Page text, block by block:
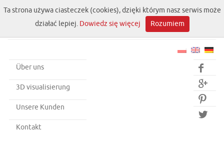




Über uns
3D visualisierung
Unsere Kunden
Kontakt
Ta strona używa ciasteczek (cookies), dzięki którym nasz serwis może
działać lepiej. Dowiedz się więcej Rozumiem